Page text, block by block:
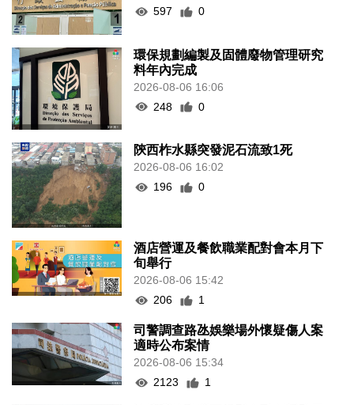
597
0
環保規劃編製及固體廢物管理研究
料年內完成
2026-08-06 16:06
248
0
陝西柞水縣突發泥石流致1死
2026-08-06 16:02
196
0
酒店營運及餐飲職業配對會本月下
旬舉行
2026-08-06 15:42
206
1
司警調查路氹娛樂場外懷疑傷人案
適時公布案情
2026-08-06 15:34
2123
1